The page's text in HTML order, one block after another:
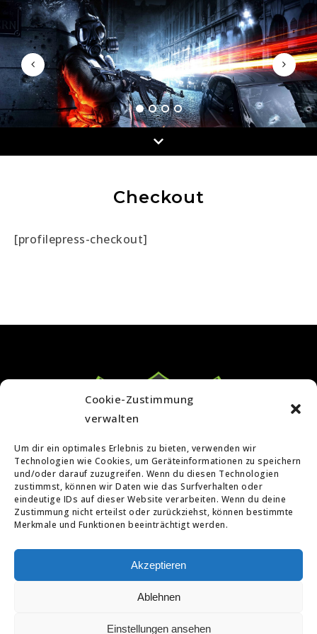
Cookie-Zustimmung
verwalten
Um dir ein optimales Erlebnis zu bieten, verwenden wir
Technologien wie Cookies, um Geräteinformationen zu speichern
und/oder darauf zuzugreifen. Wenn du diesen Technologien
zustimmst, können wir Daten wie das Surfverhalten oder
eindeutige IDs auf dieser Website verarbeiten. Wenn du deine
Zustimmung nicht erteilst oder zurückziehst, können bestimmte
Merkmale und Funktionen beeinträchtigt werden.
Akzeptieren
Ablehnen
Einstellungen ansehen
Checkout
[profilepress-checkout]
[BTNF]-Team © 2018 - All Rights Reserved
Impressum Datenschutzerklärung
Cookie Widerspruch
Kontakt